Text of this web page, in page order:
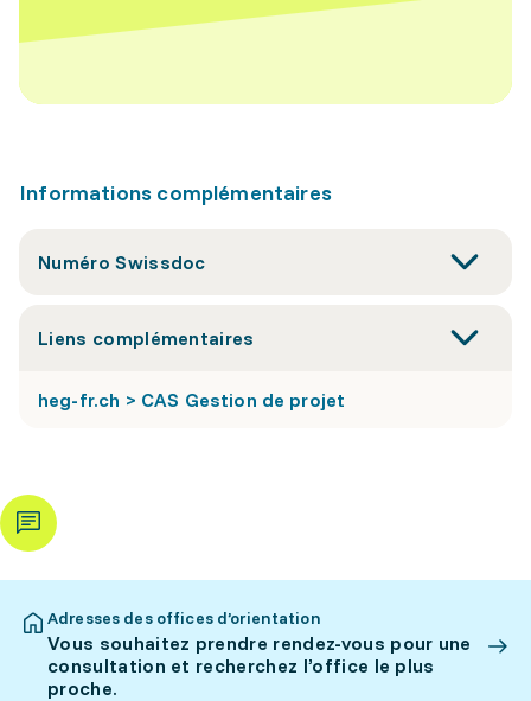
Informations complémentaires
Numéro Swissdoc
Liens complémentaires
heg-fr.ch > CAS Gestion de projet
Adresses des offices d’orientation
Vous souhaitez prendre rendez-vous pour une
consultation et recherchez l’office le plus
proche.